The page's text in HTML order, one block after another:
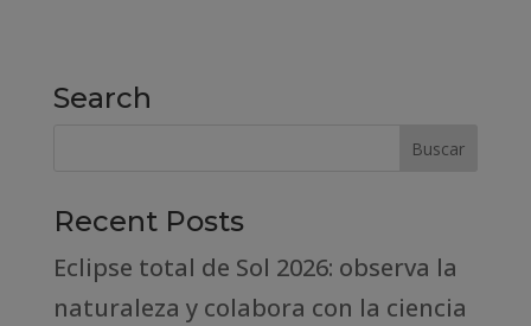
Search
Recent Posts
Eclipse total de Sol 2026: observa la
naturaleza y colabora con la ciencia